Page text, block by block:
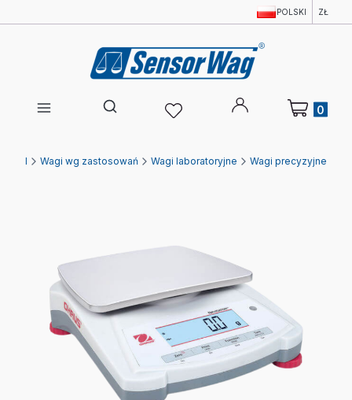
POLSKI ZŁ
Otwórz wyszukiwarkę
Produkty w
Wagi wg zastosowań Wagi laboratoryjne Wagi precyzyjne